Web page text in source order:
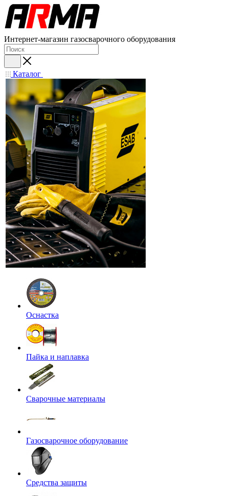
Интернет-магазин газосварочного оборудования
Каталог
Оснастка
Пайка и наплавка
Сварочные материалы
Газосварочное оборудование
Средства защиты